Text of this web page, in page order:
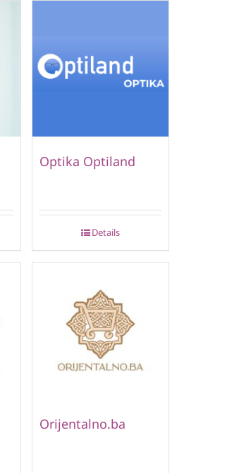
Optika Optiland
Details
Orijentalno.ba